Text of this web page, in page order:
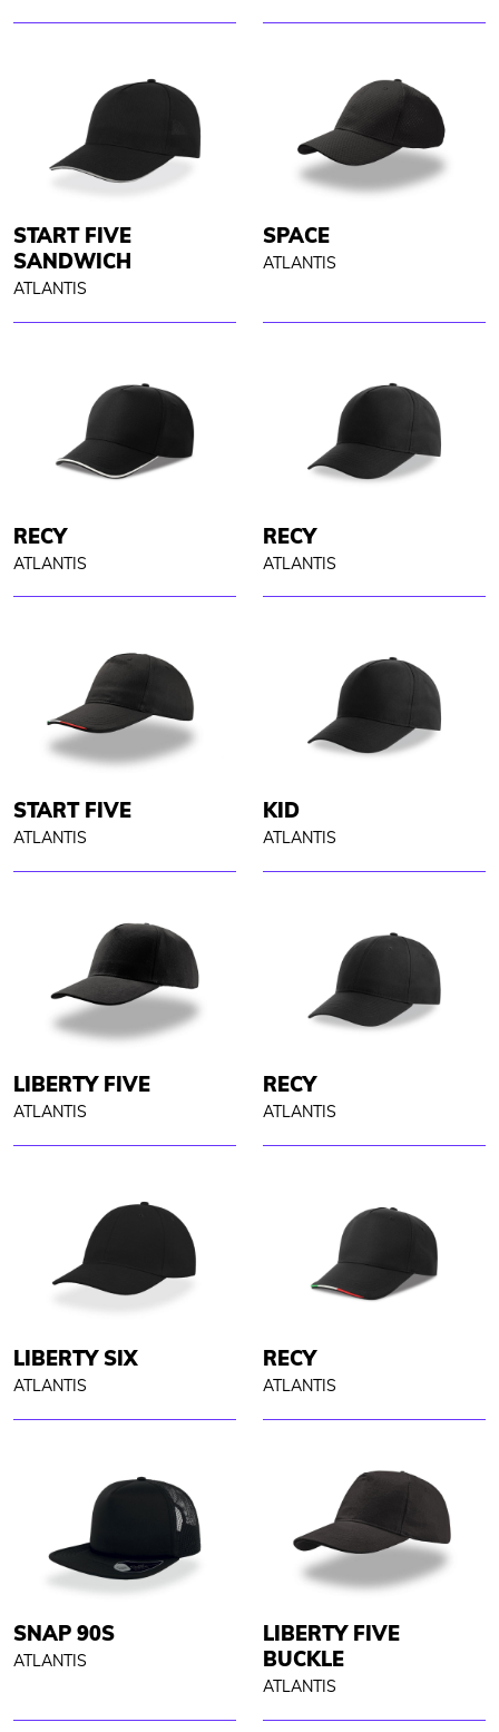
START FIVE
SANDWICH
ATLANTIS
SPACE
ATLANTIS
RECY
ATLANTIS
RECY
ATLANTIS
START FIVE
ATLANTIS
KID
ATLANTIS
LIBERTY FIVE
ATLANTIS
RECY
ATLANTIS
LIBERTY SIX
ATLANTIS
RECY
ATLANTIS
SNAP 90S
ATLANTIS
LIBERTY FIVE
BUCKLE
ATLANTIS